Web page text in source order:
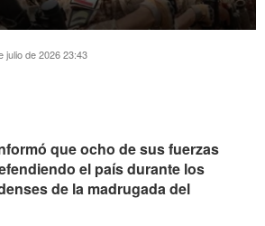
julio de 2026 23:43
que ocho de sus fuerzas
el país durante los
de la madrugada del